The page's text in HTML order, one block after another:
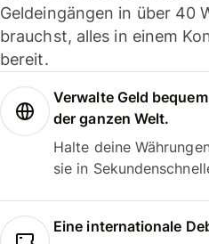
Geldeingängen in über 40
brauchst, alles in einem
bereit.
Verwalte Geld
der ganzen Welt.
Halte deine
sie in
Eine internationale